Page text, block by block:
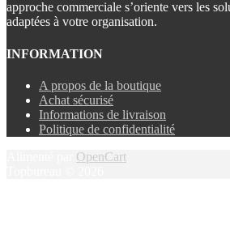
approche commerciale s’oriente vers les
adaptées à votre organisation.
INFORMATION
A propos de la boutique
Achat sécurisé
Informations de livraison
Politique de confidentialité
OpenCart